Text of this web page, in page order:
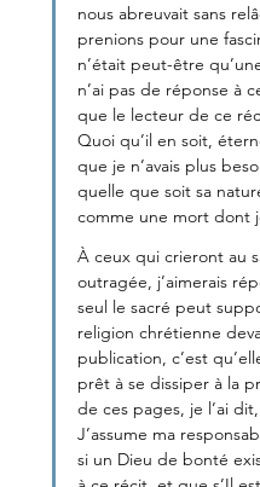
nous abreuvait sans
prenions pour une
n’était peut-être
n’ai pas de réponse à
que le lecteur de ce
Quoi qu’il en soit,
que je n’avais plus
quelle que soit sa
comme une mort dont
À ceux qui crieront au
outragée, j’aimerais
seul le sacré peut
religion chrétienne
publication, c’est
prêt à se dissiper à la
de ces pages, je l’ai
J’assume ma
si un Dieu de bonté